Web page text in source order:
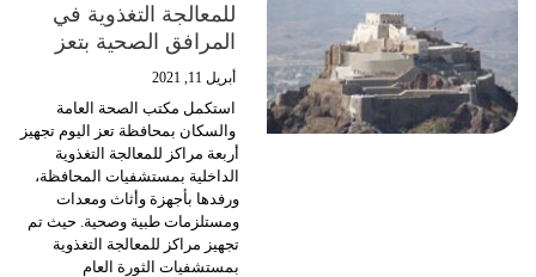
للمعالجة التغذوية في
المرافق الصحية بتعز
أبريل 11, 2021
استكمل مكتب الصحة العامة
والسكان بمحافظة تعز اليوم تجهيز
أربعة مراكز للمعالجة التغذوية
الداخلية بمستشفيات المحافظة،
ورفدها بأجهزة وأثاث ومعدات
ومستلزمات طبية وصحية. حيث تم
تجهيز مراكز للمعالجة التغذوية
بمستشفيات الثورة العام